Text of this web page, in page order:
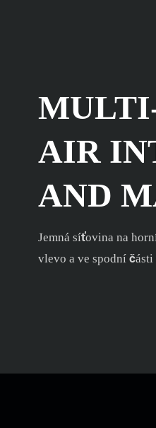
AIR
AND
Jemná síťovina na
vlevo a ve spodní